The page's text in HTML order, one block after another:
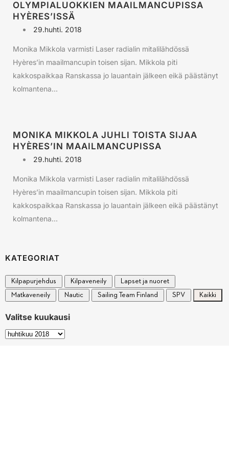
OLYMPIALUOKKIEN MAAILMANCUPISSA
HYÈRES’ISSÄ
29.huhti. 2018
Monika Mikkola varmisti Laser radialin mitalilähdössä
Hyères’in maailmancupin toisen sijan. Mikkola piti
kakkospaikkaa Ranskassa jo lauantain jälkeen eikä päästänyt
kolmantena...
MONIKA MIKKOLA JUHLI TOISTA SIJAA
HYÈRES’IN MAAILMANCUPISSA
29.huhti. 2018
Monika Mikkola varmisti Laser radialin mitalilähdössä
Hyères’in maailmancupin toisen sijan. Mikkola piti
kakkospaikkaa Ranskassa jo lauantain jälkeen eikä päästänyt
kolmantena...
KATEGORIAT
Kilpapurjehdus Kilpaveneily
Lapset ja nuoret
Matkaveneily
Nautic Sailing Team Finland SPV Kaikki
Valitse kuukausi